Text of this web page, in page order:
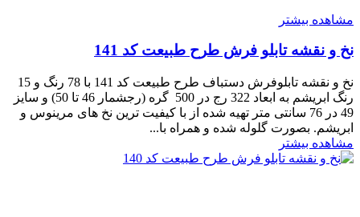
مشاهده بیشتر
نخ و نقشه تابلو فرش طرح طبیعت کد 141
نخ و نقشه تابلوفرش دستباف طرح طبیعت کد 141 با 78 رنگ و 15
رنگ ابریشم به ابعاد 322 رج در 500 گره (رجشمار 46 تا 50) و سایز
49 در 76 سانتی متر تهیه شده از با کیفیت ترین نخ های مرینوس و
ابریشم. بصورت گلوله شده و همراه با...
مشاهده بیشتر